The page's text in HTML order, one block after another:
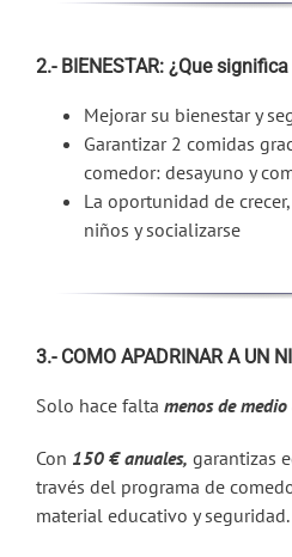
2.- BIENESTAR: ¿Que
Mejorar su bienestar y
Garantizar 2 comidas
comedor: desayuno y
La oportunidad de
niños y socializarse
3.- COMO APADRINAR A UN
Solo hace falta menos de
Con 150 € anuales, garantizas
través del programa de
material educativo y seguridad.